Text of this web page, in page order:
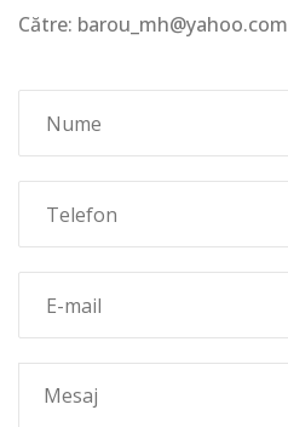
Către: barou_mh@yahoo.com